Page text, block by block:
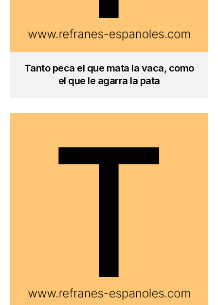
Tanto peca el que mata la vaca, como
el que le agarra la pata